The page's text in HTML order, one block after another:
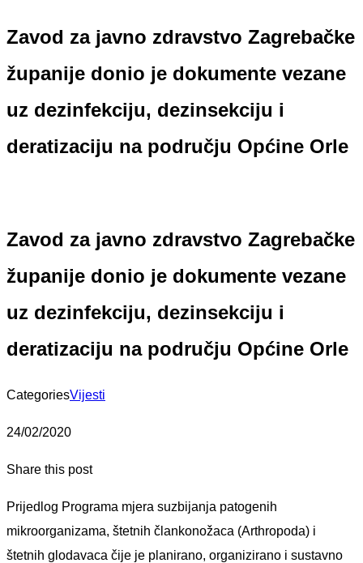
Zavod za javno zdravstvo Zagrebačke
županije donio je dokumente vezane
uz dezinfekciju, dezinsekciju i
deratizaciju na području Općine Orle
Zavod za javno zdravstvo Zagrebačke
županije donio je dokumente vezane
uz dezinfekciju, dezinsekciju i
deratizaciju na području Općine Orle
CategoriesVijesti
24/02/2020
Share this post
Prijedlog Programa mjera suzbijanja patogenih
mikroorganizama, štetnih člankonožaca (Arthropoda) i
štetnih glodavaca čije je planirano, organizirano i sustavno